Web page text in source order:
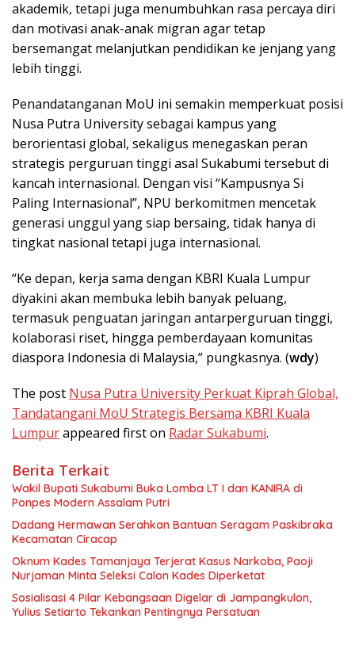
akademik, tetapi juga menumbuhkan rasa percaya diri
dan motivasi anak-anak migran agar tetap
bersemangat melanjutkan pendidikan ke jenjang yang
lebih tinggi.
Penandatanganan MoU ini semakin memperkuat posisi
Nusa Putra University sebagai kampus yang
berorientasi global, sekaligus menegaskan peran
strategis perguruan tinggi asal Sukabumi tersebut di
kancah internasional. Dengan visi “Kampusnya Si
Paling Internasional”, NPU berkomitmen mencetak
generasi unggul yang siap bersaing, tidak hanya di
tingkat nasional tetapi juga internasional.
“Ke depan, kerja sama dengan KBRI Kuala Lumpur
diyakini akan membuka lebih banyak peluang,
termasuk penguatan jaringan antarperguruan tinggi,
kolaborasi riset, hingga pemberdayaan komunitas
diaspora Indonesia di Malaysia,” pungkasnya. (wdy)
The post Nusa Putra University Perkuat Kiprah Global,
Tandatangani MoU Strategis Bersama KBRI Kuala
Lumpurappeared first on Radar Sukabumi.
Berita Terkait
Wakil Bupati Sukabumi Buka Lomba LT I dan KANIRA di
Ponpes Modern Assalam Putri
Dadang Hermawan Serahkan Bantuan Seragam Paskibraka
Kecamatan Ciracap
Oknum Kades Tamanjaya Terjerat Kasus Narkoba, Paoji
Nurjaman Minta Seleksi Calon Kades Diperketat
Sosialisasi 4 Pilar Kebangsaan Digelar di Jampangkulon,
Yulius Setiarto Tekankan Pentingnya Persatuan